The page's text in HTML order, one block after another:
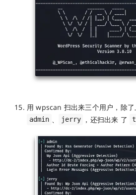
用 wpscan 扫出来三个用户，除
admin jerry ，还扫出来 了